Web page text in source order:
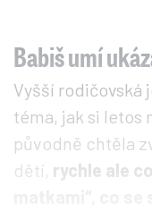
Babiš umí
Vyšší rodičovská
téma, jak si letos
původně chtěla
dětí, rychle ale